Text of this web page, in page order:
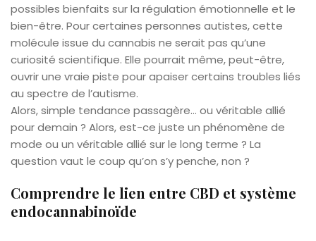
possibles bienfaits sur la régulation émotionnelle et le
bien-être. Pour certaines personnes autistes, cette
molécule issue du cannabis ne serait pas qu’une
curiosité scientifique. Elle pourrait même, peut-être,
ouvrir une vraie piste pour apaiser certains troubles liés
au spectre de l’autisme.
Alors, simple tendance passagère… ou véritable allié
pour demain ? Alors, est-ce juste un phénomène de
mode ou un véritable allié sur le long terme ? La
question vaut le coup qu’on s’y penche, non ?
Comprendre le lien entre CBD et système
endocannabinoïde